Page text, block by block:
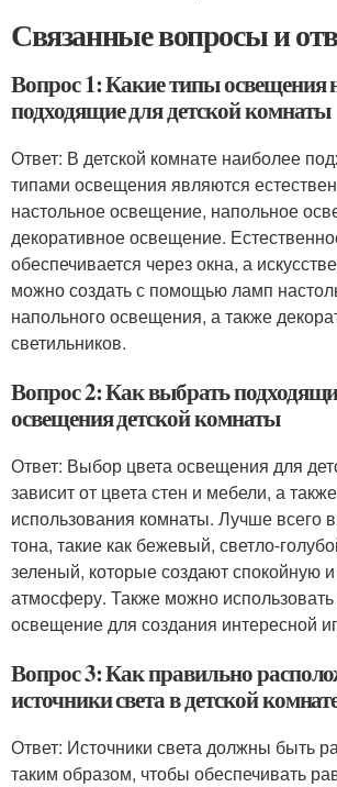
Связанные вопросы и
Вопрос 1: Какие типы освещения
подходящие для детской комнаты
Ответ: В детской комнате наиболее
типами освещения являются
настольное освещение, напольное
декоративное освещение.
обеспечивается через окна, а
можно создать с помощью ламп
напольного освещения, а также
светильников.
Вопрос 2: Как выбрать
освещения детской комнаты
Ответ: Выбор цвета освещения для
зависит от цвета стен и мебели, а
использования комнаты. Лучше всего
тона, такие как бежевый, светло-
зеленый, которые создают спокойную
атмосферу. Также можно использовать
освещение для создания интересной
Вопрос 3: Как правильно
источники света в детской
Ответ: Источники света должны быть
таким образом, чтобы обеспечивать